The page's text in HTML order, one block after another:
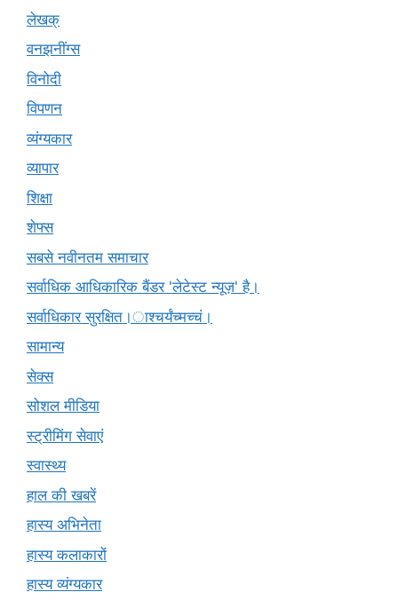
लेखक्
वनझनींग्स
विनोदी
विपणन
व्यंग्यकार
व्यापार
शिक्षा
शेफ्स
सबसे नवीनतम समाचार
सर्वाधिक आधिकारिक बैंडर 'लेटेस्ट न्यूज़' है।
सर्वाधिकार सुरक्षित।ाश्चर्यंच्मच्चं।
सामान्य
सेक्स
सोशल मीडिया
स्ट्रीमिंग सेवाएं
स्वास्थ्य
हाल की खबरें
हास्य अभिनेता
हास्य कलाकारों
हास्य व्यंग्यकार